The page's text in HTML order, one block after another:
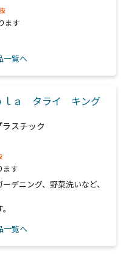
ます
一覧へ
ｌａ タライ キング
ラスチック
ます
デニング、野菜洗いなど、
一覧へ